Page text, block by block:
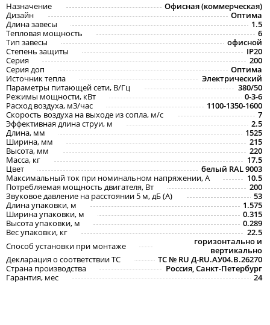
Назначение
Офисная (коммерческая)
Дизайн
Оптима
Длина завесы
1.5
Тепловая мощность
6
Тип завесы
офисной
Степень защиты
IP20
Серия
200
Серия доп
Оптима
Источник тепла
Электрический
Параметры питающей сети, В/Гц
380/50
Режимы мощности, кВт
0-3-6
Расход воздуха, м3/час
1100-1350-1600
Скорость воздуха на выходе из сопла, м/с
7
Эффективная длина струи, м
2.5
Длина, мм
1525
Ширина, мм
215
Высота, мм
220
Масса, кг
17.5
Цвет
белый RAL 9003
Максимальный ток при номинальном напряжении, A
10.5
Потребляемая мощность двигателя, Вт
200
Звуковое давление на расстоянии 5 м, дБ (A)
53
Длина упаковки, м
1.575
Ширина упаковки, м
0.315
Высота упаковки, м
0.289
Вес упаковки, кг
22.5
Способ установки при монтаже
горизонтально и
вертикально
Декларация о соответствии ТС
ТС № RU Д-RU.АУ04.B.26270
Страна производства
Россия, Санкт-Петербург
Гарантия, мес
24